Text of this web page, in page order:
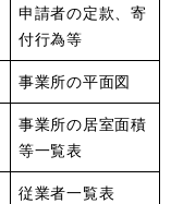
申請者の定款、寄
付行為等
事業所の平面図
事業所の居室面積
等一覧表
従業者一覧表